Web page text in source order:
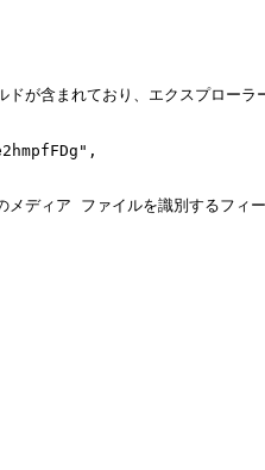
が含まれており、エクスプロー
ディア ファイルを識別するフィー